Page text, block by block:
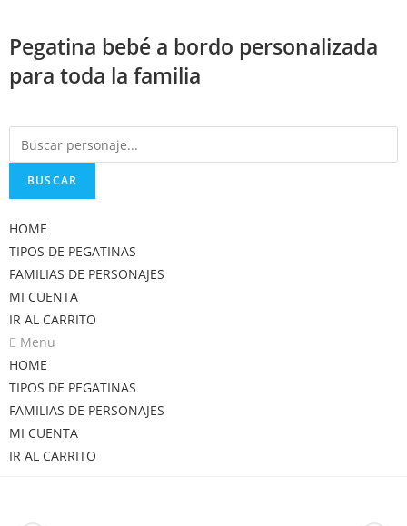
contenido
Pegatina bebé a bordo personalizada
para toda la familia
BUSCAR
HOME
TIPOS DE PEGATINAS
FAMILIAS DE PERSONAJES
MI CUENTA
IR AL CARRITO
Menu
HOME
TIPOS DE PEGATINAS
FAMILIAS DE PERSONAJES
MI CUENTA
IR AL CARRITO